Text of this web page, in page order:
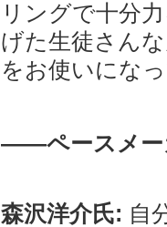
リングで十分
げた生徒さん
をお使いにな
――ペースメー
森沢洋介氏: 自